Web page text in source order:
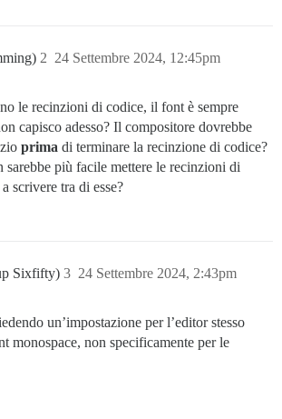
24 Settembre 2024, 12:45pm
2
le recinzioni di codice, il font è sempre
capisco adesso? Il compositore dovrebbe
prima di terminare la recinzione di codice?
più facile mettere le recinzioni di
scrivere tra di esse?
Sixfifty) 24 Settembre 2024, 2:43pm
3
un’impostazione per l’editor stesso
monospace, non specificamente per le